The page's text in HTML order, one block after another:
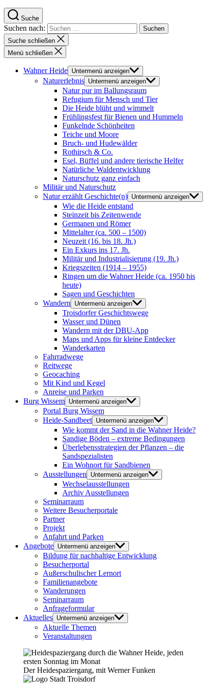
Suche
Suchen nach:
Suche schließen
Menü schließen
Wahner Heide Untermenü anzeigen
Naturerlebnis Untermenü anzeigen
Natur pur im Ballungsraum
Refugium für Mensch und Tier
Die Heide blüht und wimmelt
Frühlingsfest für Bienen und Hummeln
Funkelnde Schönheiten
Teiche und Moore
Bruch- und Hudewälder
Rothirsch & Co.
Esel, Büffel und andere tierische Helfer
Natürliche Waldentwicklung
Naturschutz ganz einfach
Militär und Naturschutz
Natur erzählt Geschichte(n) Untermenü anzeigen
Wie die Heide entstand
Steinzeit bis Zeitenwende
Germanen und Römer
Mittelalter (ca. 500 – 1500)
Neuzeit (16. bis 18. Jh.)
Ein Exkurs ins 17. Jh.
Militär und Industrialisierung (19. Jh.)
Kriegszeiten (1914 – 1955)
Ringen um die Wahner Heide (ca. 1950 bis
heute)
Sagen und Geschichten
Wandern
Untermenü anzeigen
Troisdorfer Geschichtswege
Wasser und Dünen
Wandern mit der DBU-App
Maps und Apps für kleine Entdecker
Wanderkarten
Fahrradwege
Reitwege
Geocaching
Mit Kind und Kegel
Anreise und Parken
Burg Wissem Untermenü anzeigen
Portal Burg Wissem
Heide-Sandbeet Untermenü anzeigen
Wie kommt der Sand in die Wahner Heide?
Sandige Böden – extreme Bedingungen
Überlebensstrategien der Pflanzen – die
Sandspezialisten
Ein Wohnort für Sandbienen
Ausstellungen
Untermenü anzeigen
Wechselausstellungen
Archiv Ausstellungen
Seminarraum
Weitere Besucherportale
Partner
Projekt
Anfahrt und Parken
Angebote Untermenü anzeigen
Bildung für nachhaltige Entwicklung
Besucherportal
Außerschulischer Lernort
Familienangebote
Wanderungen
Seminarraum
Anfrageformular
Aktuelles Untermenü anzeigen
Aktuelle Themen
Veranstaltungen
Der Heidespaziergang, mit Werner Funken